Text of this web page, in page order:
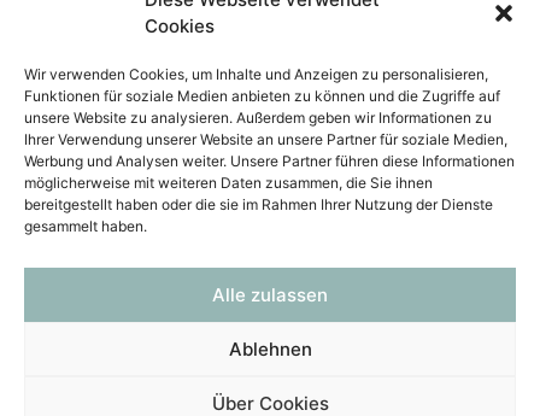
Cookies
Wir verwenden Cookies, um Inhalte und Anzeigen zu personalisieren,
Funktionen für soziale Medien anbieten zu können und die Zugriffe auf
unsere Website zu analysieren. Außerdem geben wir Informationen zu
Ihrer Verwendung unserer Website an unsere Partner für soziale Medien,
Werbung und Analysen weiter. Unsere Partner führen diese Informationen
möglicherweise mit weiteren Daten zusammen, die Sie ihnen
bereitgestellt haben oder die sie im Rahmen Ihrer Nutzung der Dienste
gesammelt haben.
Alle zulassen
Ablehnen
Über Cookies
Besichtigungstermin,
ich freue mich auf Ihre Kontaktaufnahme
Ihre Petra Huber